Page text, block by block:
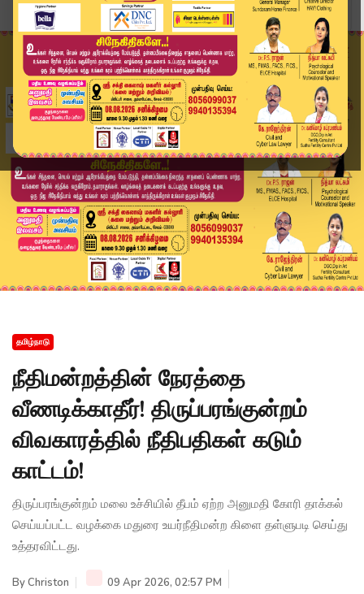
நீதிமன்றத்தின் நேரத்தை வீணடிக்காதீர்! திருப்பரங...
தமிழ்நாடு
நீதிமன்றத்தின் நேரத்தை
வீணடிக்காதீர்! திருப்பரங்குன்றம்
விவகாரத்தில் நீதிபதிகள் கடும்
காட்டம்!
திருப்பரங்குன்றம் மலை உச்சியில் தீபம் ஏற்ற அனுமதி கோரி தாக்கல்
செய்யப்பட்ட வழக்கை மதுரை உயர்நீதிமன்ற கிளை தள்ளுபடி செய்து
உத்தரவிட்டது.
ByChriston
09 Apr 2026, 02:57 PM